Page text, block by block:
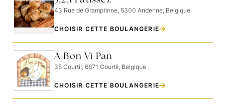
43 Rue de Gramptinne, 5300 Andenne, Belgique
CHOISIR CETTE BOULANGERIE
A Bon Vî Pan
35 Courtil, 6671 Courtil, Belgique
CHOISIR CETTE BOULANGERIE